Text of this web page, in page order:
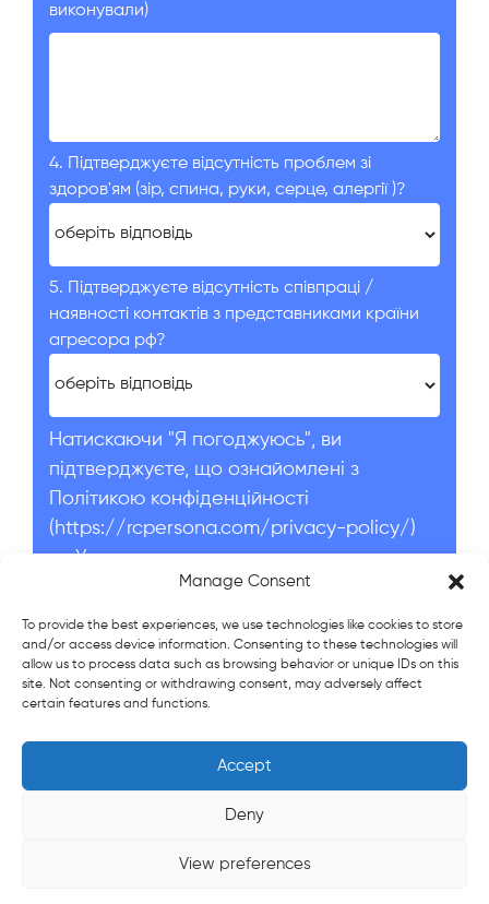
Manage Consent
To provide the best experiences, we use technologies like cookies to store
and/or access device information. Consenting to these technologies will
allow us to process data such as browsing behavior or unique IDs on this
site. Not consenting or withdrawing consent, may adversely affect
certain features and functions.
Accept
Deny
View preferences
виконували)
4. Підтверджуєте відсутність проблем зі
здоров'ям (зір, спина, руки, серце, алергії )?
5. Підтверджуєте відсутність співпраці /
наявності контактів з представниками країни
агресора рф?
Натискаючи "Я погоджуюсь", ви
підтверджуєте, що ознайомлені з
Політикою конфіденційності
(https://rcpersona.com/privacy-policy/)
та Умовами використання
(https://rcpersona.com/terms-of-service/)
Я погоджуюсь
Надіслати заявку
© 2022-2026 Persona Recruitment Company LLC
Socially Responsible Business.
Політика конфіденційності